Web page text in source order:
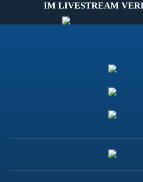
IM LIVESTREAM